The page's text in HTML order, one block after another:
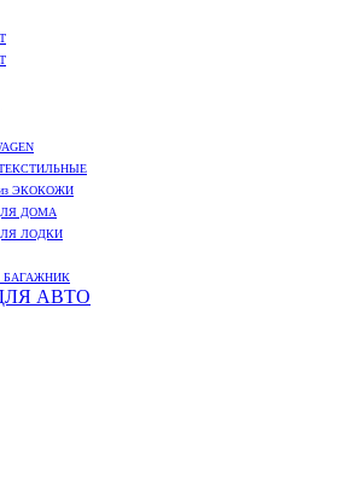
ЭКОКОЖИ
ДОМА
ЛОДКИ
БАГАЖНИК
АВТО